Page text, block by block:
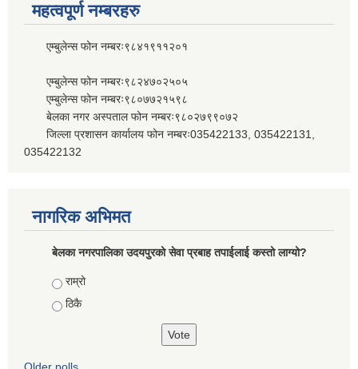
महत्वपूर्ण नम्बरहरु
एम्बुलेन्स फोन नम्बरः९८४१९११२०१
एम्बुलेन्स फोन नम्बरः९८२४७०२५०५
एम्बुलेन्स फोन नम्बरः९८०७७२१५९८
बेलका नगर अस्पताल फोन नम्बरः९८०२७९९०७२
जिल्ला प्रशासन कार्यालय फोन नम्बरः035422133, 035422131,
035422132
नागरिक अभिमत
बेलका नगरपालिका उदयपुरको सेवा प्रबाह तपाईलाई कस्तो लाग्यो?
Choices
राम्रो
ठिकै